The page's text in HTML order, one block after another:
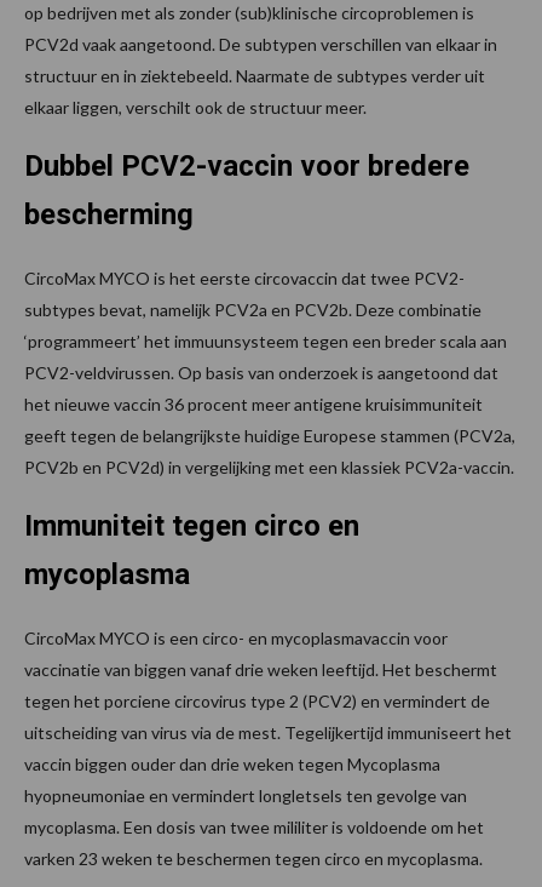
op bedrijven met als zonder (sub)klinische circoproblemen is
PCV2d vaak aangetoond. De subtypen verschillen van elkaar in
structuur en in ziektebeeld. Naarmate de subtypes verder uit
elkaar liggen, verschilt ook de structuur meer.
Dubbel PCV2-vaccin voor bredere
bescherming
CircoMax MYCO is het eerste circovaccin dat twee PCV2-
subtypes bevat, namelijk PCV2a en PCV2b. Deze combinatie
‘programmeert’ het immuunsysteem tegen een breder scala aan
PCV2-veldvirussen. Op basis van onderzoek is aangetoond dat
het nieuwe vaccin 36 procent meer antigene kruisimmuniteit
geeft tegen de belangrijkste huidige Europese stammen (PCV2a,
PCV2b en PCV2d) in vergelijking met een klassiek PCV2a-vaccin.
Immuniteit tegen circo en
mycoplasma
CircoMax MYCO is een circo- en mycoplasmavaccin voor
vaccinatie van biggen vanaf drie weken leeftijd. Het beschermt
tegen het porciene circovirus type 2 (PCV2) en vermindert de
uitscheiding van virus via de mest. Tegelijkertijd immuniseert het
vaccin biggen ouder dan drie weken tegen Mycoplasma
hyopneumoniae en vermindert longletsels ten gevolge van
mycoplasma. Een dosis van twee mililiter is voldoende om het
varken 23 weken te beschermen tegen circo en mycoplasma.